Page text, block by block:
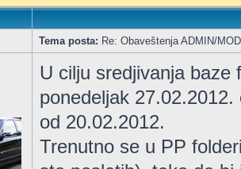
Tema posta: Re: Obaveštenja ADMIN/
U cilju sredjivanja baze
ponedeljak
od 20.02.2012.
Trenutno se u PP